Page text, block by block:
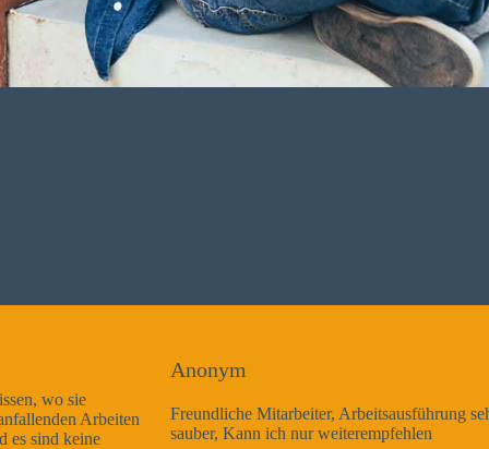
Freundliche Mitarbeiter, Arbeitsausführung sehr gut und sehr
sauber, Kann ich nur weiterempfehlen